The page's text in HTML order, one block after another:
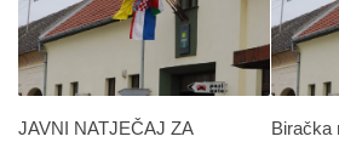
JAVNI NATJEČAJ ZA
Biračka